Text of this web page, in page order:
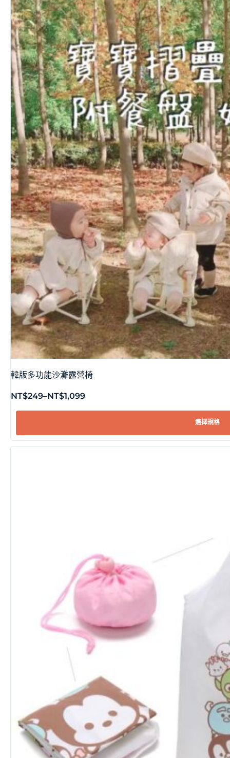
韓版多功能沙灘露營椅
NT$249–NT$1,099
選擇規格